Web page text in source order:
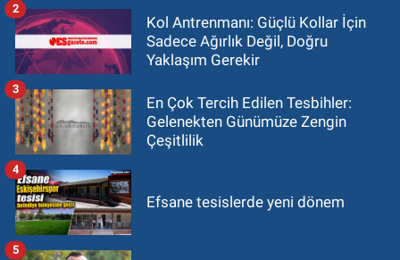
Kol Antrenmanı: Güçlü Kollar İçin
Sadece Ağırlık Değil, Doğru
Yaklaşım Gerekir
2
En Çok Tercih Edilen Tesbihler:
Gelenekten Günümüze Zengin
Çeşitlilik
3
Efsane tesislerde yeni dönem
4
5